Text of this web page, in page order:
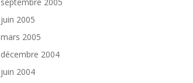
juin 2005
mars 2005
décembre 2004
juin 2004